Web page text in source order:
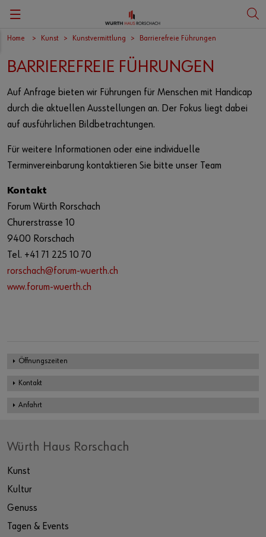
Zurück
Porträt
Geschichte
Engagements
Medien/Presse
Compliance
Zurück
Carmen Würth Saal
Meeting- und Seminarräume
Weihnachten
Swisstainable
Kontakt
Zurück
Ausstellungen
Kunstvermittlung
Kunst bei Würth
Infocenter
Zurück
Kulturanlässe
Veranstaltungskalender
Tickets
Zurück
KunstCafé
Restaurant Weitblick
Panorama Catering
Zurück
Würth Finance Int. B.V.
Würth Financial Services AG
Würth IT Switzerland AG
Würth Management AG
Panorama Catering
Zurück
Würth Haus Rorschach
Ausbildung
Zurück
Deutsch
Home Kunst Kunstvermittlung Barrierefreie Führungen
BARRIEREFREIE FÜHRUNGEN
Auf Anfrage bieten wir Führungen für Menschen mit Handicap
durch die aktuellen Ausstellungen an. Der Fokus liegt dabei
auf ausführlichen Bildbetrachtungen.
Für weitere Informationen oder eine individuelle
Terminvereinbarung kontaktieren Sie bitte unser Team
Kontakt
Forum Würth Rorschach
Churerstrasse 10
9400 Rorschach
Tel. +41 71 225 10 70
rorschach@forum-wuerth.ch
www.forum-wuerth.ch
Öffnungszeiten
Kontakt
Anfahrt
Würth Haus Rorschach
Kunst
Kultur
Genuss
Tagen & Events